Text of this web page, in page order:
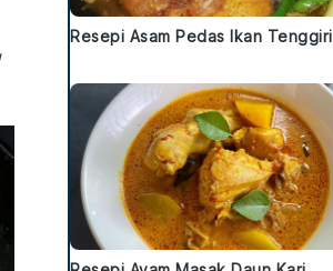
Resepi Asam Pedas Ikan Tenggiri